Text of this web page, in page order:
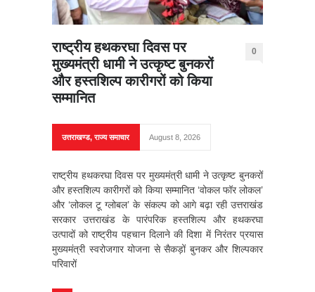
राष्ट्रीय हथकरघा दिवस पर
मुख्यमंत्री धामी ने उत्कृष्ट बुनकरों
और हस्तशिल्प कारीगरों को किया
सम्मानित
0
उत्तराखण्ड,राज्य समाचार August 8, 2026
राष्ट्रीय हथकरघा दिवस पर मुख्यमंत्री धामी ने उत्कृष्ट बुनकरों
और हस्तशिल्प कारीगरों को किया सम्मानित ‘वोकल फॉर लोकल’
और ‘लोकल टू ग्लोबल’ के संकल्प को आगे बढ़ा रही उत्तराखंड
सरकार उत्तराखंड के पारंपरिक हस्तशिल्प और हथकरघा
उत्पादों को राष्ट्रीय पहचान दिलाने की दिशा में निरंतर प्रयास
मुख्यमंत्री स्वरोजगार योजना से सैकड़ों बुनकर और शिल्पकार
परिवारों